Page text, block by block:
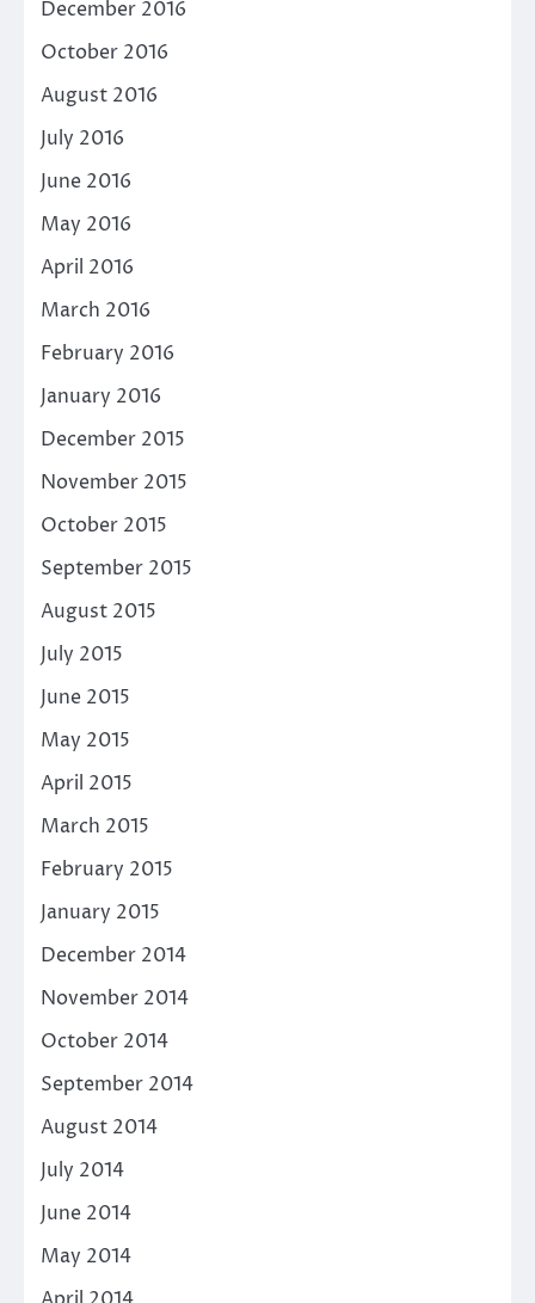
December 2016
October 2016
August 2016
July 2016
June 2016
May 2016
April 2016
March 2016
February 2016
January 2016
December 2015
November 2015
October 2015
September 2015
August 2015
July 2015
June 2015
May 2015
April 2015
March 2015
February 2015
January 2015
December 2014
November 2014
October 2014
September 2014
August 2014
July 2014
June 2014
May 2014